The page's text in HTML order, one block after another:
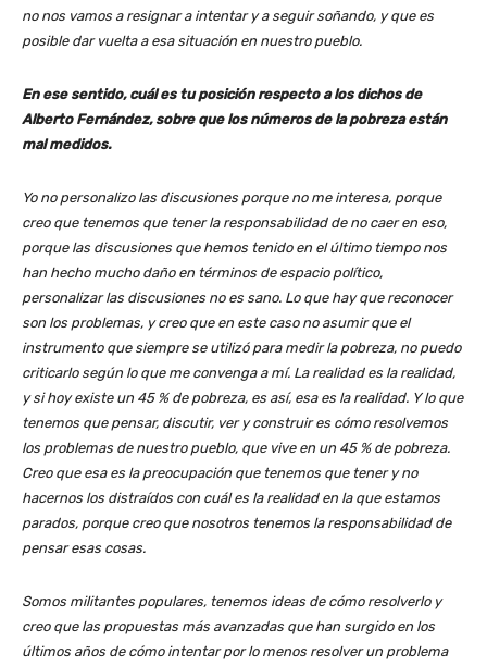
no nos vamos a resignar a intentar y a seguir soñando, y que es
posible dar vuelta a esa situación en nuestro pueblo.
En ese sentido, cuál es tu posición respecto a los dichos de
Alberto Fernández, sobre que los números de la pobreza están
mal medidos.
Yo no personalizo las discusiones porque no me interesa, porque
creo que tenemos que tener la responsabilidad de no caer en eso,
porque las discusiones que hemos tenido en el último tiempo nos
han hecho mucho daño en términos de espacio político,
personalizar las discusiones no es sano. Lo que hay que reconocer
son los problemas, y creo que en este caso no asumir que el
instrumento que siempre se utilizó para medir la pobreza, no puedo
criticarlo según lo que me convenga a mí. La realidad es la realidad,
y si hoy existe un 45 % de pobreza, es así, esa es la realidad. Y lo que
tenemos que pensar, discutir, ver y construir es cómo resolvemos
los problemas de nuestro pueblo, que vive en un 45 % de pobreza.
Creo que esa es la preocupación que tenemos que tener y no
hacernos los distraídos con cuál es la realidad en la que estamos
parados, porque creo que nosotros tenemos la responsabilidad de
pensar esas cosas.
Somos militantes populares, tenemos ideas de cómo resolverlo y
creo que las propuestas más avanzadas que han surgido en los
últimos años de cómo intentar por lo menos resolver un problema